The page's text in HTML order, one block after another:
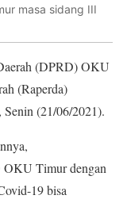
masa sidang III
(DPRD) OKU
(Raperda)
Senin (21/06/2021).
OKU Timur dengan
19 bisa